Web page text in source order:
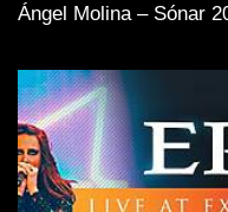
Ángel Molina – Sónar